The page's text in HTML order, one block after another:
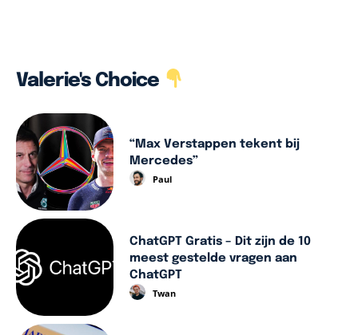
Valerie's Choice
“Max Verstappen tekent bij
Mercedes”
Paul
ChatGPT Gratis – Dit zijn de 10
meest gestelde vragen aan
ChatGPT
Twan